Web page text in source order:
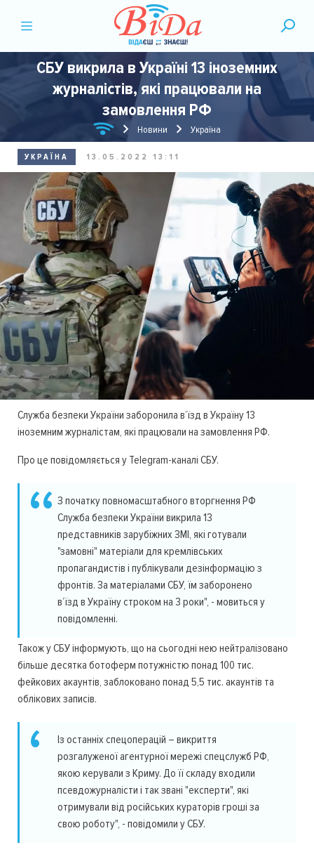
СБУ викрила в Україні 13 іноземних
журналістів, які працювали на
замовлення РФ
Новини Україна
УКРАЇНА 13.05.2022 13:11
Служба безпеки України заборонила в’їзд в Україну 13
іноземним журналістам, які працювали на замовлення РФ.
Про це повідомляється у Telegram-каналі СБУ.
З початку повномасштабного вторгнення РФ
Служба безпеки України викрила 13
представників зарубіжних ЗМІ, які готували
"замовні" матеріали для кремлівських
пропагандистів і публікували дезінформацію з
фронтів. За матеріалами СБУ, їм заборонено
в’їзд в Україну строком на 3 роки", - мовиться у
повідомленні.
Також у СБУ інформують, що на сьогодні нею нейтралізовано
більше десятка ботоферм потужністю понад 100 тис.
фейкових акаунтів, заблоковано понад 5,5 тис. акаунтів та
облікових записів.
Із останніх спецоперацій – викриття
розгалуженої агентурної мережі спецслужб РФ,
якою керували з Криму. До її складу входили
псевдожурналісти і так звані "експерти", які
отримували від російських кураторів гроші за
свою роботу", - повідомили у СБУ.